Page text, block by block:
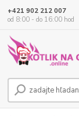
+421 902 212 007
od 8:00 - do 16:00 hod